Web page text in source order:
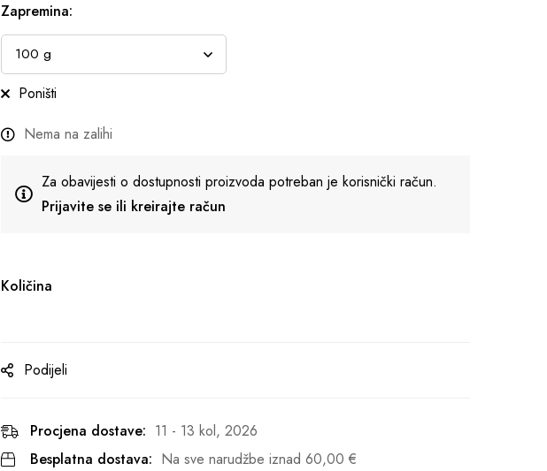
Zapremina:
Poništi
Nema na zalihi
Za obavijesti o dostupnosti proizvoda potreban je korisnički račun.
Prijavite se ili kreirajte račun
Količina
Podijeli
Procjena dostave: 11 - 13 kol, 2026
Besplatna dostava: Na sve narudžbe iznad 60,00 €